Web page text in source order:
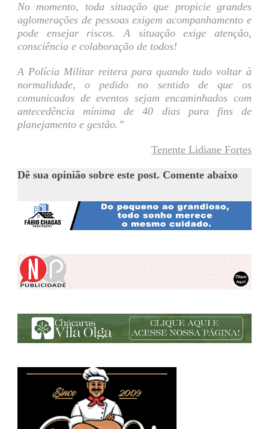
No momento, toda situação que propicie grandes
aglomerações de pessoas exigem acompanhamento e
pode ensejar riscos. A situação exige atenção,
consciência e colaboração de todos!
A Polícia Militar reitera para quando tudo voltar à
normalidade, o pedido no sentido de que os
comunicados de eventos sejam encaminhados com
antecedência mínima de 40 dias para fins de
planejamento e gestão.”
Tenente Lidiane Fortes
Dê sua opinião sobre este post. Comente abaixo